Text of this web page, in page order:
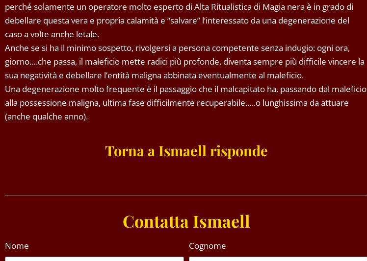
perché solamente un operatore molto esperto di Alta Ritualistica di Magia nera è in grado di
debellare questa vera e propria calamità e “salvare” l’interessato da una degenerazione del
caso a volte anche letale.
Anche se si ha il minimo sospetto, rivolgersi a persona competente senza indugio: ogni ora,
giorno….che passa, il maleficio mette radici più profonde, diventa sempre più difficile vincere la
sua negatività e debellare l’entità maligna abbinata eventualmente al maleficio.
Una degenerazione molto frequente è il passaggio che il malcapitato ha, passando dal maleficio
alla possessione maligna, ultima fase difficilmente recuperabile…..o lunghissima da attuare
(anche qualche anno).
Torna a Ismaell risponde
Contatta Ismaell
Nome Cognome